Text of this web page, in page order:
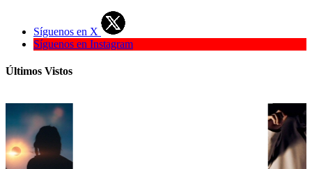
Síguenos en X
Síguenos en Instagram
Últimos Vistos